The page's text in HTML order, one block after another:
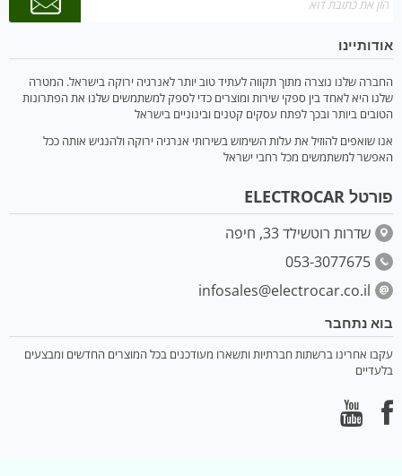
אודותיינו
החברה שלנו נוצרה מתוך תקווה לעתיד טוב יותר לאנרגיה ירוקה בישראל. המטרה
שלנו היא לאחד בין ספקי שירות ומוצרים כדי לספק למשתמשים שלנו את הפתרונות
הטובים ביותר ובכך לפתח עסקים קטנים ובינוניים בישראל
אנו שואפים להוזיל את עלות השימוש בשירותי אנרגיה ירוקה ולהנגיש אותה ככל
האפשר למשתמשים מכל רחבי ישראל
פורטל ELECTROCAR
שדרות רוטשילד 33, חיפה
053-3077675
infosales@electrocar.co.il
בוא נתחבר
עקבו אחרינו ברשתות חברתיות ותשארו מעודכנים בכל המוצרים החדשים ומבצעים
בלעדיים